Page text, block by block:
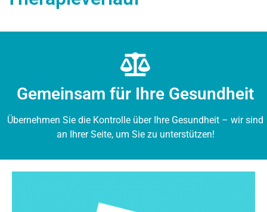
Gemeinsam für Ihre Gesundheit
Übernehmen Sie die Kontrolle über Ihre Gesundheit – wir sind
an Ihrer Seite, um Sie zu unterstützen!